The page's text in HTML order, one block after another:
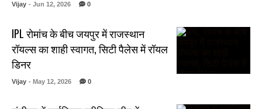
Vijay - Jun 12, 2026 0
IPL रोमांच के बीच जयपुर में राजस्थान
रॉयल्स का शाही स्वागत, सिटी पैलेस में रॉयल
डिनर
Vijay - May 12, 2026 0